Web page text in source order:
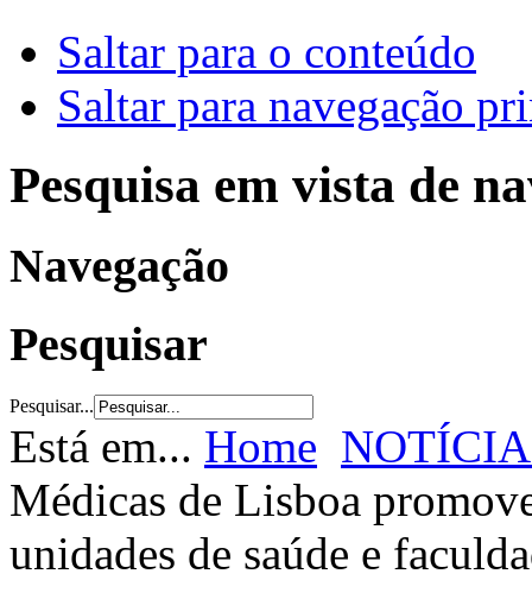
Saltar para o conteúdo
Saltar para navegação
Pesquisa em vista de
Navegação
Pesquisar
Pesquisar...
Está em... Home
Médicas de Lisboa
unidades de saúde e